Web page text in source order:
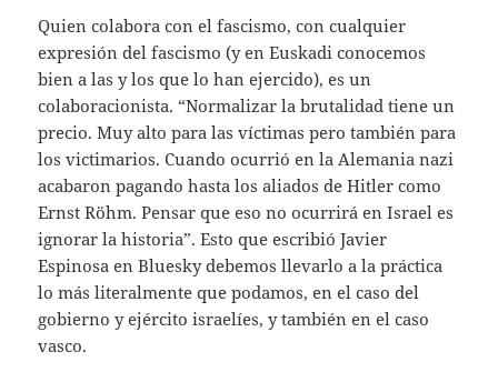
Quien colabora con el fascismo, con cualquier
expresión del fascismo (y en Euskadi conocemos
bien a las y los que lo han ejercido), es un
colaboracionista. “Normalizar la brutalidad tiene un
precio. Muy alto para las víctimas pero también para
los victimarios. Cuando ocurrió en la Alemania nazi
acabaron pagando hasta los aliados de Hitler como
Ernst Röhm. Pensar que eso no ocurrirá en Israel es
ignorar la historia”. Esto que escribió Javier
Espinosa en Bluesky debemos llevarlo a la práctica
lo más literalmente que podamos, en el caso del
gobierno y ejército israelíes, y también en el caso
vasco.